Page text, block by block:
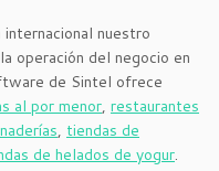
internacional nuestro
operación del negocio en
de Sintel ofrece
al por menor, restaurantes
, tiendas de
de helados de yogur.